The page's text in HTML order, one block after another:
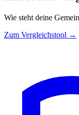
Wie steht deine
Zum Vergleichstool →